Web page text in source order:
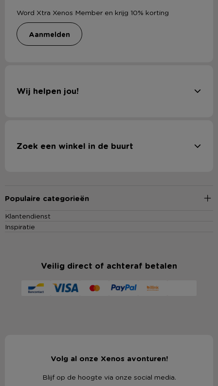
Word Xtra Xenos Member en krijg 10% korting
aanmelden
Wij helpen jou!
Zoek een winkel in de buurt
Populaire categorieën
Klantendienst
Inspiratie
Veilig direct of achteraf betalen
Volg al onze Xenos avonturen!
Blijf op de hoogte via onze social media.